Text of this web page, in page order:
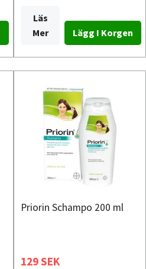
Läs
Mer
Priorin Schampo 200 ml
129 SEK